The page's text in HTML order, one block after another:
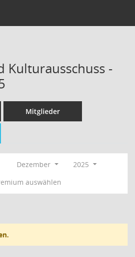
Kulturausschuss -
Mitglieder
Dezember
2025
auswählen